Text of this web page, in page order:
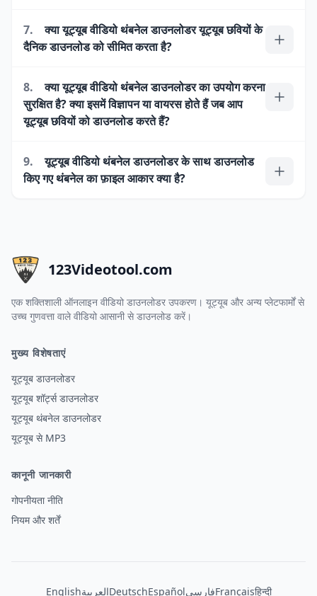
7.
क्या यूट्यूब वीडियो थंबनेल डाउनलोडर यूट्यूब छवियों के
दैनिक डाउनलोड को सीमित करता है?
8.
क्या यूट्यूब वीडियो थंबनेल डाउनलोडर का उपयोग करना
सुरक्षित है? क्या इसमें विज्ञापन या वायरस होते हैं जब आप
यूट्यूब छवियों को डाउनलोड करते हैं?
9.
यूट्यूब वीडियो थंबनेल डाउनलोडर के साथ डाउनलोड
किए गए थंबनेल का फ़ाइल आकार क्या है?
123Videotool.com
एक शक्तिशाली ऑनलाइन वीडियो डाउनलोडर उपकरण। यूट्यूब और अन्य प्लेटफार्मों से
उच्च गुणवत्ता वाले वीडियो आसानी से डाउनलोड करें।
मुख्य विशेषताएं
यूट्यूब डाउनलोडर
यूट्यूब शॉर्ट्स डाउनलोडर
यूट्यूब थंबनेल डाउनलोडर
यूट्यूब से MP3
कानूनी जानकारी
गोपनीयता नीति
नियम और शर्तें
EnglishالعربيةDeutschEspañolفارسیFrançaisहिन्दी